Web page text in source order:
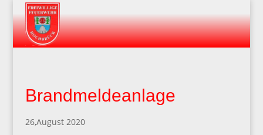
Brandmeldeanlage
26,August 2020